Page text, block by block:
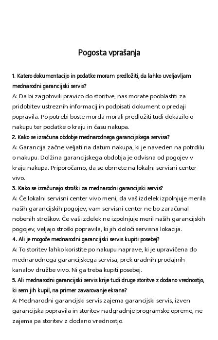
Pogosta vprašanja
1. Katero dokumentacijo in podatke moram predložiti, da lahko uveljavljam
mednarodni garancijski servis?
A: Da bi zagotovili pravico do storitve, nas morate pooblastiti za
pridobitev ustreznih informacij in podpisati dokument o predaji
popravila. Po potrebi boste morda morali predložiti tudi dokazilo o
nakupu ter podatke o kraju in času nakupa.
2. Kako se izračuna obdobje mednarodnega garancijskega servisa?
A: Garancija začne veljati na datum nakupa, ki je naveden na potrdilu
o nakupu. Dolžina garancijskega obdobja je odvisna od pogojev v
kraju nakupa. Priporočamo, da se obrnete na lokalni servisni center
vivo.
3. Kako se izračunajo stroški za mednarodni garancijski servis?
A: Če lokalni servisni center vivo meni, da vaš izdelek izpolnjuje merila
naših garancijskih pogojev, vam servisni center ne bo zaračunal
nobenih stroškov. Če vaš izdelek ne izpolnjuje meril naših garancijskih
pogojev, veljajo stroški popravila, ki jih določi servisna lokacija.
4. Ali je mogoče mednarodni garancijski servis kupiti posebej?
A: To storitev lahko koristite po nakupu naprave, ki je upravičena do
mednarodnega garancijskega servisa, prek uradnih prodajnih
kanalov družbe vivo. Ni ga treba kupiti posebej.
5. Ali mednarodni garancijski servis krije tudi druge storitve z dodano vrednostjo,
ki sem jih kupil, na primer zavarovanje ekrana?
A: Mednarodni garancijski servis zajema garancijski servis, izven
garancijska popravila in storitev nadgradnje programske opreme, ne
zajema pa storitev z dodano vrednostjo.